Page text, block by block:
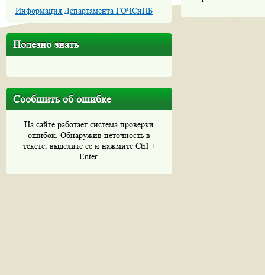
Информация Департамента ГОЧСиПБ
Полезно знать
Сообщить об ошибке
На сайте работает система проверки
ошибок. Обнаружив неточность в
тексте, выделите ее и нажмите Ctrl +
Enter.